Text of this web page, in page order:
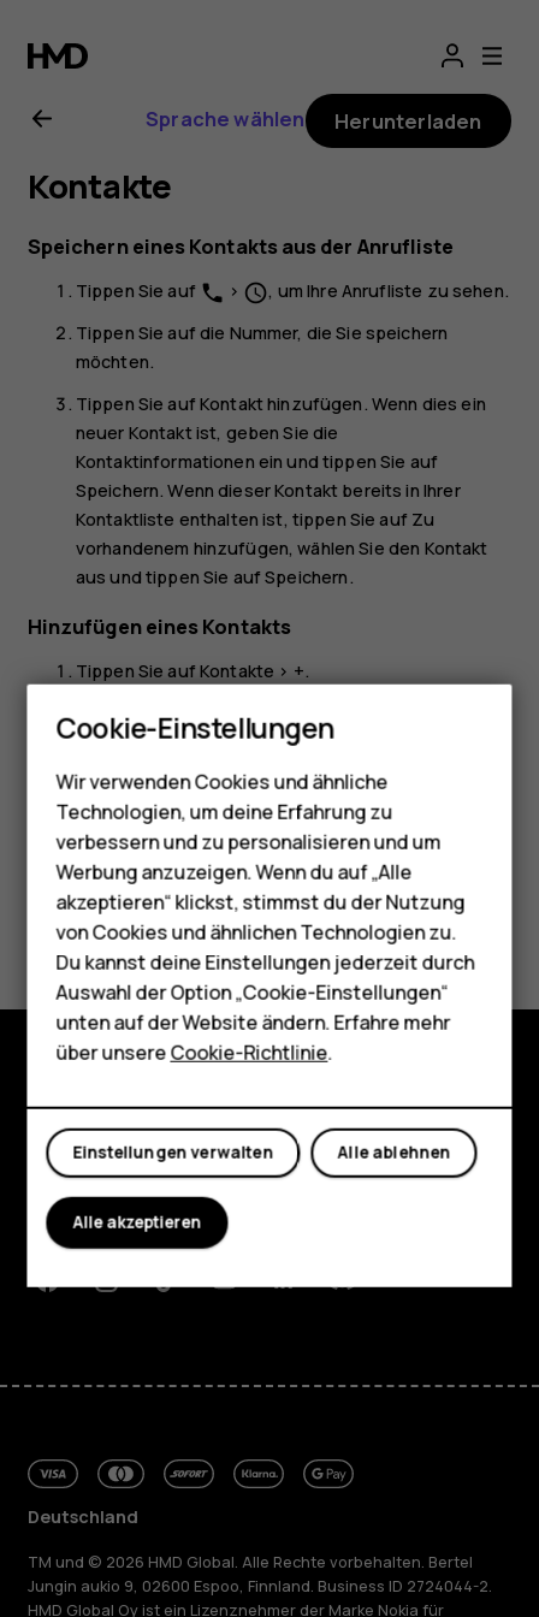
Nokia
G11
Smartphones
Feature Phones
Telefone für Senioren
Zubehör
HMD Terra M
Für Unternehmen
Tablets
Shop
Mein Konto
Sprache wählen Herunterladen
Kontakte
Speichern eines Kontakts aus der Anrufliste
Tippen Sie auf phone > schedule, um Ihre Anrufliste zu sehen.
Tippen Sie auf die Nummer, die Sie speichern
möchten.
Tippen Sie aufKontakt hinzufügen . Wenn dies ein
neuer Kontakt ist, geben Sie die
Kontaktinformationen ein und tippen Sie auf
Speichern. Wenn dieser Kontakt bereits in Ihrer
Kontaktliste enthalten ist, tippen Sie auf Zu
vorhandenem hinzufügen, wählen Sie den Kontakt
aus und tippen Sie aufSpeichern .
Hinzufügen eines Kontakts
Tippen Sie aufKontakte > +.
Geben Sie die Informationen ein.
Did you find this helpful?
Ja Nein
Über
Planet and people
Support
FacebookInstagram
TiktokYoutubeLinkedinDiscord
Deutschland
TM und © 2026 HMD Global. Alle Rechte vorbehalten. Bertel
Jungin aukio 9, 02600 Espoo, Finnland. Business ID 2724044-2.
HMD Global Oy ist ein Lizenznehmer der Marke Nokia für
Cookie-Einstellungen
Wir verwenden Cookies und ähnliche
Technologien, um deine Erfahrung zu
verbessern und zu personalisieren und um
Werbung anzuzeigen. Wenn du auf „Alle
akzeptieren“ klickst, stimmst du der Nutzung
von Cookies und ähnlichen Technologien zu.
Du kannst deine Einstellungen jederzeit durch
Auswahl der Option „Cookie-Einstellungen“
unten auf der Website ändern. Erfahre mehr
über unsereCookie-Richtlinie.
Alle ablehnen
Einstellungen verwalten
Alle akzeptieren